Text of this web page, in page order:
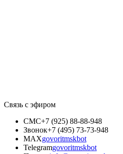
Связь с эфиром
СМС+7 (925) 88-88-948
Звонок+7 (495) 73-73-948
MAXgovoritmskbot
Telegramgovoritmskbot